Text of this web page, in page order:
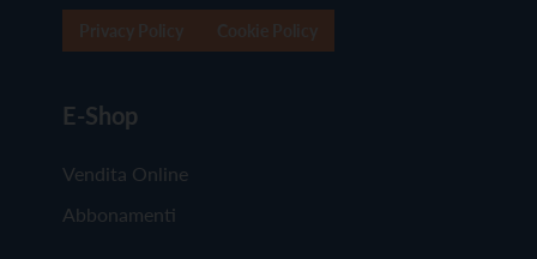
E-Shop
Vendita Online
Abbonamenti